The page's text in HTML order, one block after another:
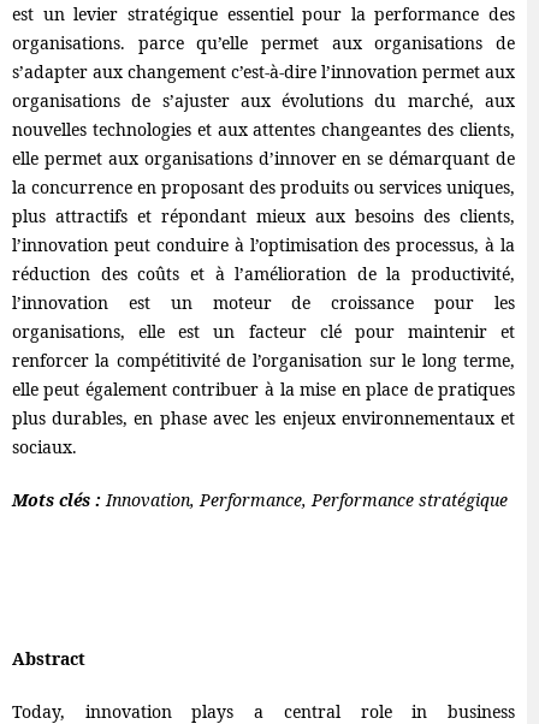
est un levier stratégique essentiel pour la performance des
organisations. parce qu’elle permet aux organisations de
s’adapter aux changement c’est-à-dire l’innovation permet aux
organisations de s’ajuster aux évolutions du marché, aux
nouvelles technologies et aux attentes changeantes des clients,
elle permet aux organisations d’innover en se démarquant de
la concurrence en proposant des produits ou services uniques,
plus attractifs et répondant mieux aux besoins des clients,
l’innovation peut conduire à l’optimisation des processus, à la
réduction des coûts et à l’amélioration de la productivité,
l’innovation est un moteur de croissance pour les
organisations, elle est un facteur clé pour maintenir et
renforcer la compétitivité de l’organisation sur le long terme,
elle peut également contribuer à la mise en place de pratiques
plus durables, en phase avec les enjeux environnementaux et
sociaux.
Mots clés :Innovation, Performance, Performance stratégique
Abstract
Today, innovation plays a central role in business